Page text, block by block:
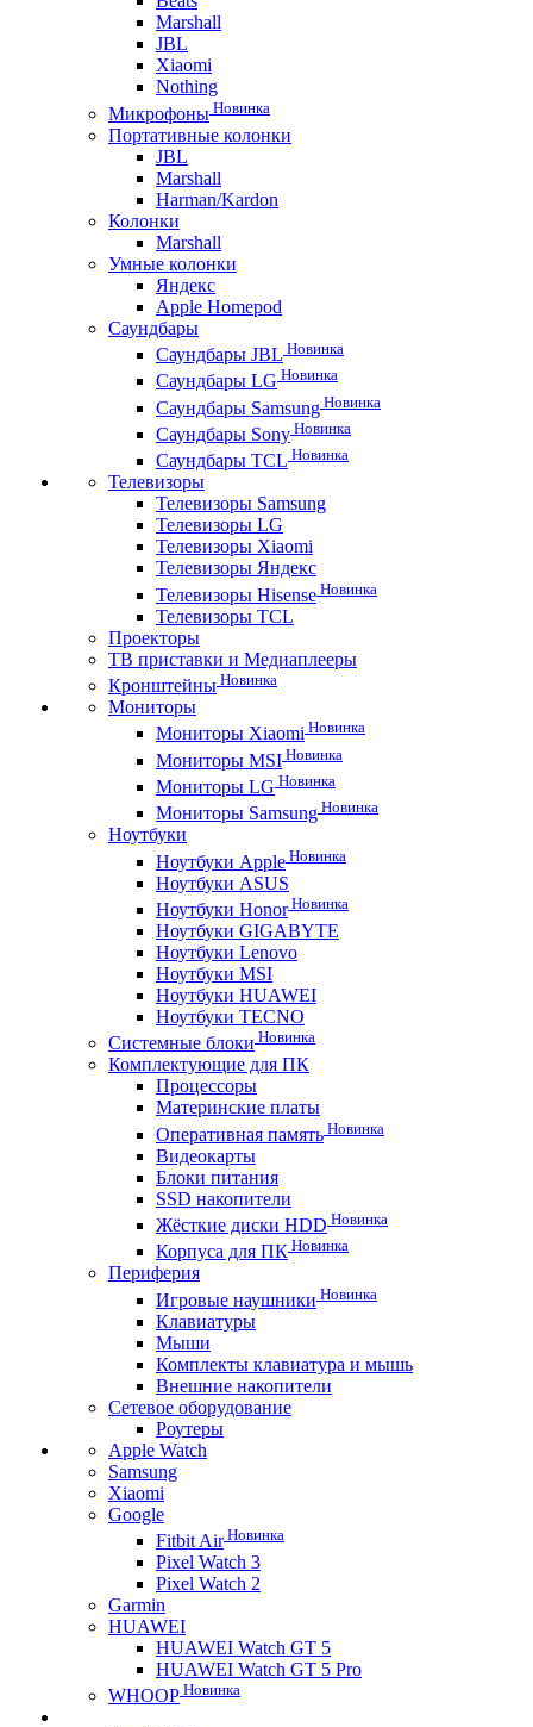
Marshall
JBL
Xiaomi
Nothing
Микрофоны Новинка
Портативные колонки
JBL
Marshall
Harman/Kardon
Колонки
Marshall
Умные колонки
Яндекс
Apple Homepod
Саундбары
Саундбары JBL Новинка
Саундбары LG Новинка
Саундбары Samsung Новинка
Саундбары Sony Новинка
Саундбары TCL Новинка
Телевизоры
Телевизоры Samsung
Телевизоры LG
Телевизоры Xiaomi
Телевизоры Яндекс
Телевизоры Hisense Новинка
Телевизоры TCL
Проекторы
ТВ приставки и Медиаплееры
Кронштейны Новинка
Мониторы
Мониторы Xiaomi Новинка
Мониторы MSI Новинка
Мониторы LG Новинка
Мониторы Samsung Новинка
Ноутбуки
Ноутбуки Apple Новинка
Ноутбуки ASUS
Ноутбуки HonorНовинка
Ноутбуки GIGABYTE
Ноутбуки Lenovo
Ноутбуки MSI
Ноутбуки HUAWEI
Ноутбуки TECNO
Системные блоки Новинка
Комплектующие для ПК
Процессоры
Материнские платы
Оперативная память Новинка
Видеокарты
Блоки питания
SSD накопители
Жёсткие диски HDD Новинка
Корпуса для ПК Новинка
Периферия
Игровые наушники Новинка
Клавиатуры
Мыши
Комплекты клавиатура и мышь
Внешние накопители
Сетевое оборудование
Роутеры
Apple Watch
Samsung
Xiaomi
Google
Fitbit AirНовинка
Pixel Watch 3
Pixel Watch 2
Garmin
HUAWEI
HUAWEI Watch GT 5
HUAWEI Watch GT 5 Pro
WHOOP Новинка